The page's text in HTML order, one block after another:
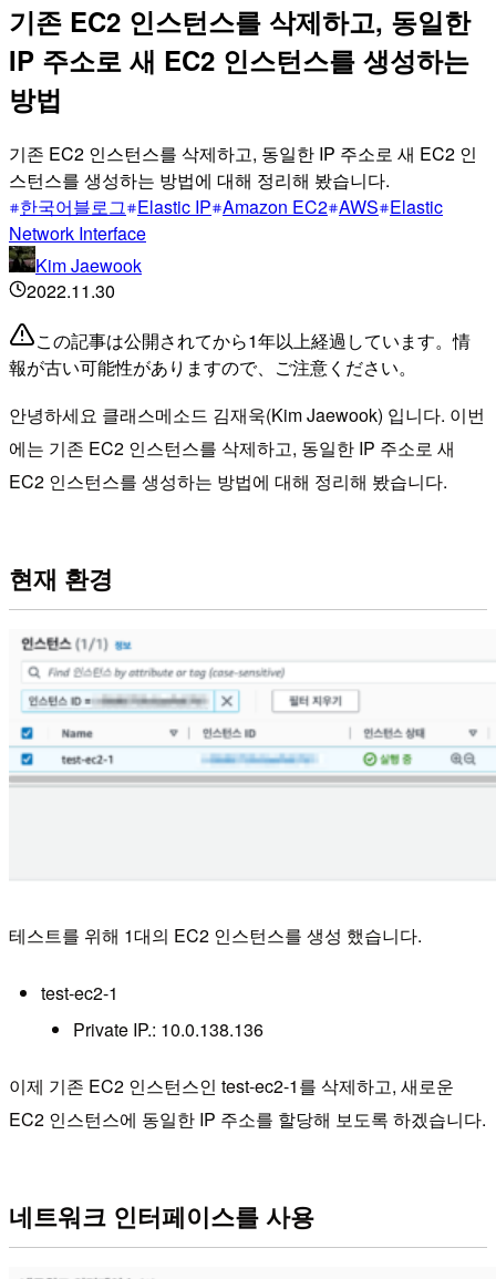
기존 EC2 인스턴스를 삭제하고, 동일한
IP 주소로 새 EC2 인스턴스를 생성하는
방법
기존 EC2 인스턴스를 삭제하고, 동일한 IP 주소로 새 EC2 인
스턴스를 생성하는 방법에 대해 정리해 봤습니다.
한국어블로그 Elastic IP Amazon EC2 AWS Elastic
Network Interface
Kim Jaewook
2022.11.30
この記事は公開されてから1年以上経過しています。情
報が古い可能性がありますので、ご注意ください。
안녕하세요 클래스메소드 김재욱(Kim Jaewook) 입니다. 이번
에는 기존 EC2 인스턴스를 삭제하고, 동일한 IP 주소로 새
EC2 인스턴스를 생성하는 방법에 대해 정리해 봤습니다.
현재 환경
테스트를 위해 1대의 EC2 인스턴스를 생성 했습니다.
test-ec2-1
Private IP.: 10.0.138.136
이제 기존 EC2 인스턴스인 test-ec2-1를 삭제하고, 새로운
EC2 인스턴스에 동일한 IP 주소를 할당해 보도록 하겠습니다.
네트워크 인터페이스를 사용